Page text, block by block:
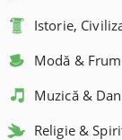
Istorie,
Modă &
Muzică &
Religie &